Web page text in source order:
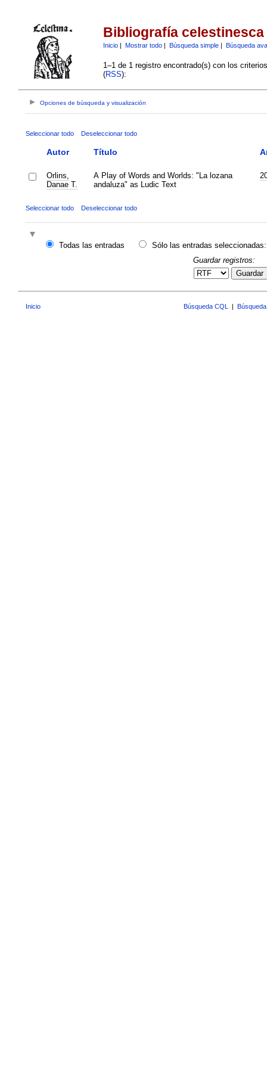
Bibliografía celestinesca
Inicio| Mostrar todo| Búsqueda simple| Búsqueda
1–1 de 1 registro encontrado(s) con los
(RSS):
Opciones de búsqueda y visualización
Seleccionar todo Deseleccionar todo
Autor Título
Orlins,
Danae T.
A Play of Words and Worlds: "La lozana
andaluza" as Ludic Text
Seleccionar todo Deseleccionar todo
Todas las entradas
Sólo las entradas seleccionadas:
Guardar registros:
Guardar
Inicio Búsqueda CQL